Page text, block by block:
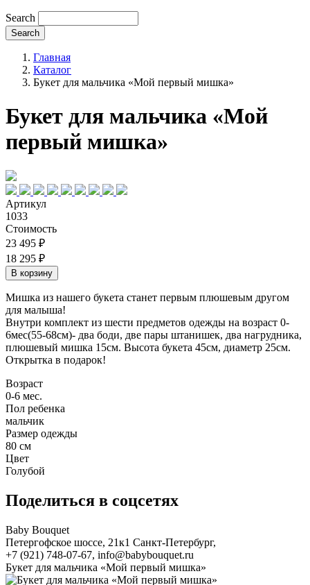
Search
Главная
Каталог
Букет для мальчика «Мой первый мишка»
Букет для мальчика «Мой
первый мишка»
Артикул
1033
Стоимость
23 495 ₽
18 295 ₽
Мишка из нашего букета станет первым плюшевым другом
для малыша!
Внутри комплект из шести предметов одежды на возраст 0-
6мес(55-68см)- два боди, две пары штанишек, два нагрудника,
плюшевый мишка 15см. Высота букета 45см, диаметр 25см.
Открытка в подарок!
Возраст
0-6 мес.
Пол ребенка
мальчик
Размер одежды
80 см
Цвет
Голубой
Поделиться в соцсетях
Baby Bouquet
Петергофское шоссе, 21к1 Санкт-Петербург,
+7 (921) 748-07-67, info@babybouquet.ru
Букет для мальчика «Мой первый мишка»